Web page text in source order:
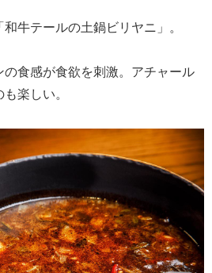
牛テールの土鍋ビリヤニ」。
食感が食欲を刺激。アチャール
楽しい。